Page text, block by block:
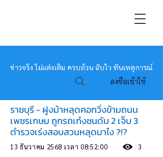
หมอข่าว
ข่าวจริง ไม่แต่งเติม ครบถ้วน ฉับไว ทันเหตุการณ์
ลงชื่อเข้าใช้
ราชบุรี - ฝูงม้าหลุดคอกวิ่งข้ามถนน
เพชรเกษม ถูกรถเก๋งชนดับ 2 เจ็บ 3
ตำรวจเร่งสอบสวนหลุดมาไง ?!?
13 ธันวาคม 2568 เวลา 08:52:00 3